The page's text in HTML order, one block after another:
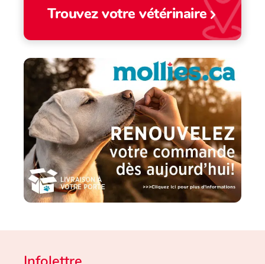
Trouvez votre vétérinaire